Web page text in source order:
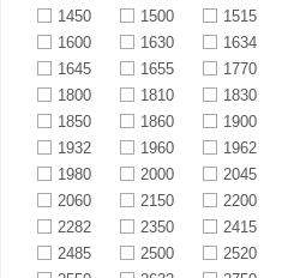
1450
1500
1515
1600
1630
1634
1645
1655
1770
1800
1810
1830
1850
1860
1900
1932
1960
1962
1980
2000
2045
2060
2150
2200
2282
2350
2415
2485
2500
2520